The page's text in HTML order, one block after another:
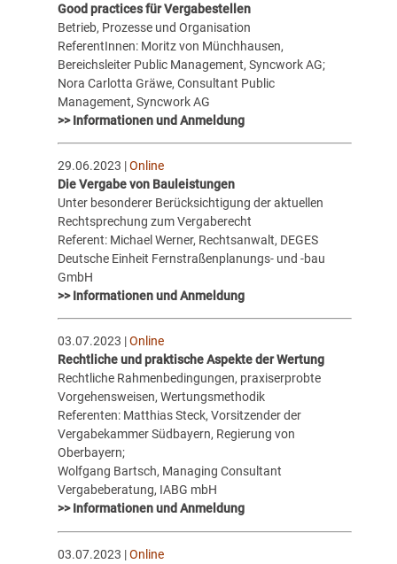
Good practices für Vergabestellen
Betrieb, Prozesse und Organisation
ReferentInnen: Moritz von Münchhausen,
Bereichsleiter Public Management, Syncwork AG;
Nora Carlotta Gräwe, Consultant Public
Management, Syncwork AG
>> Informationen und Anmeldung
29.06.2023 |Online
Die Vergabe von Bauleistungen
Unter besonderer Berücksichtigung der aktuellen
Rechtsprechung zum Vergaberecht
Referent: Michael Werner, Rechtsanwalt, DEGES
Deutsche Einheit Fernstraßenplanungs- und -bau
GmbH
>> Informationen und Anmeldung
03.07.2023 |Online
Rechtliche und praktische Aspekte der Wertung
Rechtliche Rahmenbedingungen, praxiserprobte
Vorgehensweisen, Wertungsmethodik
Referenten: Matthias Steck, Vorsitzender der
Vergabekammer Südbayern, Regierung von
Oberbayern;
Wolfgang Bartsch, Managing Consultant
Vergabeberatung, IABG mbH
>> Informationen und Anmeldung
03.07.2023 |Online